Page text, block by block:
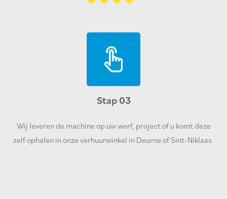
Stap 03
Wij leveren de machine op uw werf, project of u komt deze
zelf ophalen in onze verhuurwinkel in Deurne of Sint-Niklaas.